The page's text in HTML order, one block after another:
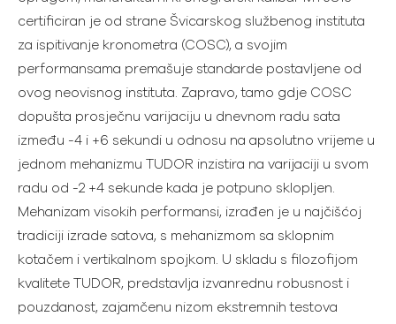
certificiran je od strane Švicarskog službenog instituta
za ispitivanje kronometra (COSC), a svojim
performansama premašuje standarde postavljene od
ovog neovisnog instituta. Zapravo, tamo gdje COSC
dopušta prosječnu varijaciju u dnevnom radu sata
između -4 i +6 sekundi u odnosu na apsolutno vrijeme u
jednom mehanizmu TUDOR inzistira na varijaciji u svom
radu od -2 +4 sekunde kada je potpuno sklopljen.
Mehanizam visokih performansi, izrađen je u najčišćoj
tradiciji izrade satova, s mehanizmom sa sklopnim
kotačem i vertikalnom spojkom. U skladu s filozofijom
kvalitete TUDOR, predstavlja izvanrednu robusnost i
pouzdanost, zajamčenu nizom ekstremnih testova